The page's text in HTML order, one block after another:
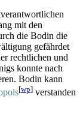
mit den
die Bodin die
gefährdet
rechtlichen und
konnte nach
Bodin kann
[wp] verstanden